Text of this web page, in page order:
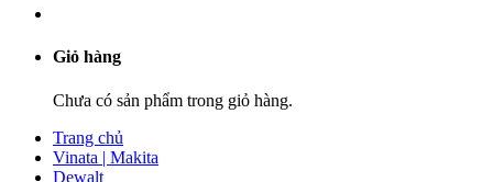
Giỏ hàng
Chưa có sản phẩm trong giỏ hàng.
Trang chủ
Vinata | Makita
Dewalt